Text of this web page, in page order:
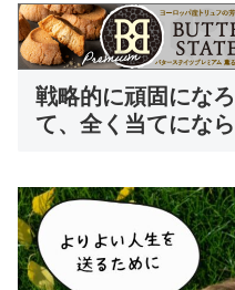
戦略的に頑固に
て、全く当てにな